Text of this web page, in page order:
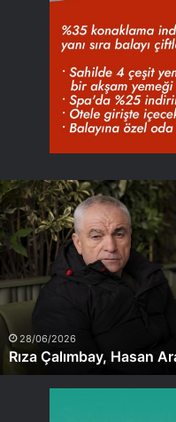
Rıza
Çalımbay,
Hasan
Arat’a
püskürdü!
28/06/2026
Rıza Çalımbay, Hasan